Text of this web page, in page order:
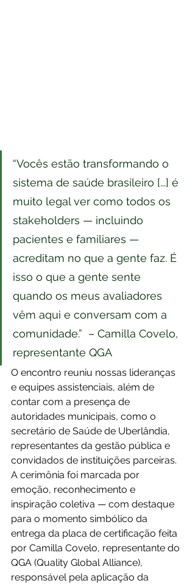
“Vocês estão transformando o
sistema de saúde brasileiro [...] é
muito legal ver como todos os
stakeholders — incluindo
pacientes e familiares —
acreditam no que a gente faz. É
isso o que a gente sente
quando os meus avaliadores
vêm aqui e conversam com a
comunidade.”  – Camilla Covelo,
representante QGA
O encontro reuniu nossas lideranças
e equipes assistenciais, além de
contar com a presença de
autoridades municipais, como o
secretário de Saúde de Uberlândia,
representantes da gestão pública e
convidados de instituições parceiras.
A cerimônia foi marcada por
emoção, reconhecimento e
inspiração coletiva — com destaque
para o momento simbólico da
entrega da placa de certificação feita
por Camilla Covelo, representante do
QGA (Quality Global Alliance),
responsável pela aplicação da